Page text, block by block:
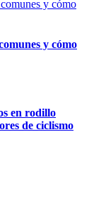
y cómo
en rodillo
de ciclismo